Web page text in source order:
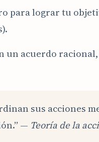
para lograr tu
un acuerdo
sus acciones
— Teoría de la